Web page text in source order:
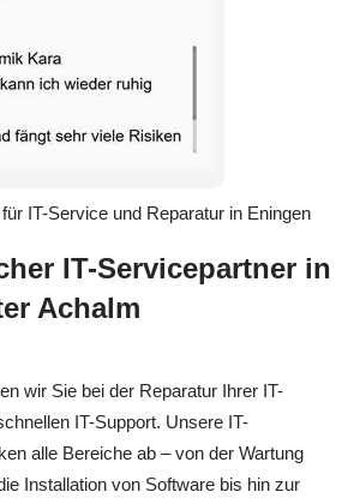
IT-Servicepartner in
Achalm
wir Sie bei der Reparatur Ihrer IT-
IT-Support. Unsere IT-
alle Bereiche ab – von der Wartung
Installation von Software bis hin zur